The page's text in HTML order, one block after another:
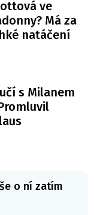
ve
Má za
natáčení
s Milanem
o ní zatím